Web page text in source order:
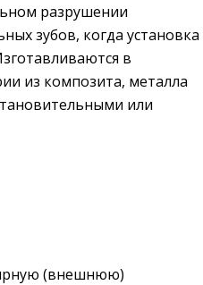
разрушении
зубов, когда установка
в
из композита, металла
или
(внешнюю)